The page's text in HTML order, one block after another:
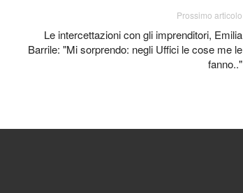
Prossimo articolo
Le intercettazioni con gli imprenditori, Emilia
Barrile: "Mi sorprendo: negli Uffici le cose me le
fanno.."